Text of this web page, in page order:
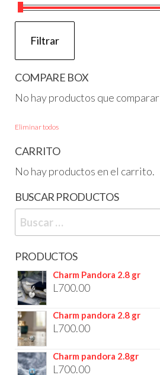
Filtrar
COMPARE BOX
No hay productos que comparar
Eliminar todos
CARRITO
No hay productos en el carrito.
BUSCAR PRODUCTOS
PRODUCTOS
Charm Pandora 2.8 gr
L 700.00
Charm pandora 2.8 gr
L 700.00
Charm pandora 2.8gr
L 700.00